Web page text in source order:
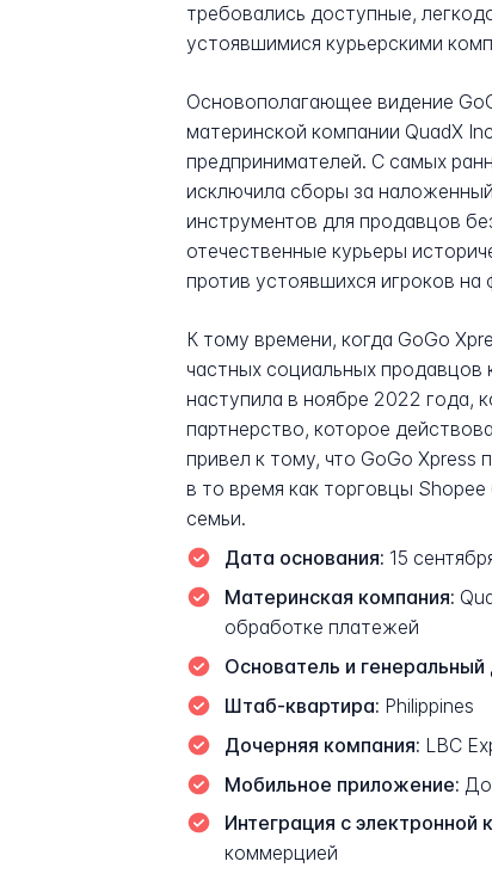
требовались доступные,
устоявшимися курьерскими
Основополагающее видение
материнской компании QuadX
предпринимателей. С самых
исключила сборы за
инструментов для продавцов
отечественные курьеры
против устоявшихся игроков
К тому времени, когда GoGo
частных социальных продавцов
наступила в ноябре 2022 года,
партнерство, которое
привел к тому, что GoGo
в то время как торговцы
семьи.
Дата основания: 15
Материнская компания:
обработке платежей
Основатель и
Штаб-квартира: Philippines
Дочерняя компания: LBC
Мобильное приложение:
Интеграция с электронной
коммерцией